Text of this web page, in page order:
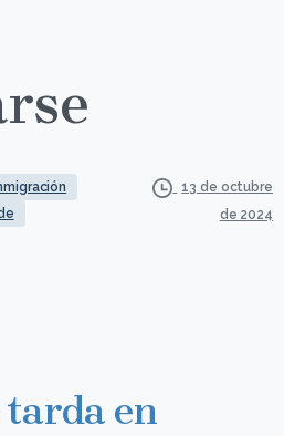
13 de octubre
de 2024
tarda en